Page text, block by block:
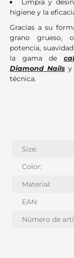
Limpia y
higiene y la
Gracias a su
grano grueso,
potencia,
la gama de
Diamond Nails y
técnica.
Size:
Color:
Material:
EAN:
Número de